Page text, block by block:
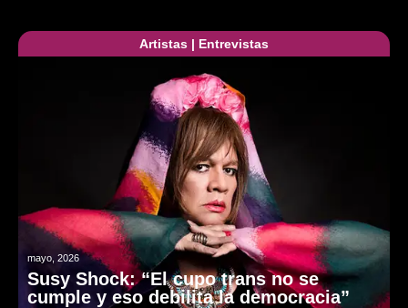
Artistas | Entrevistas
mayo, 2026
Susy Shock: “El cupo trans no se
cumple y eso debilita la democracia”